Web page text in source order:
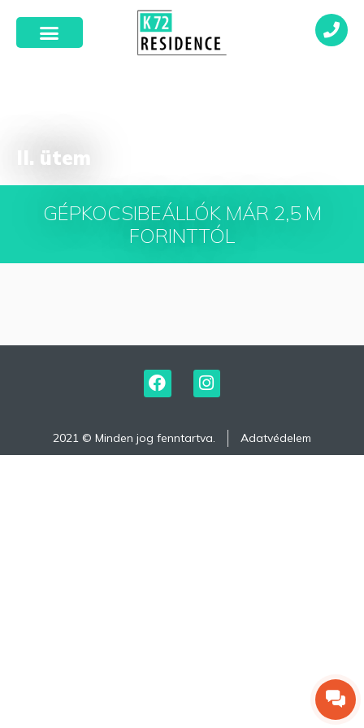
II. ütem
GÉPKOCSIBEÁLLÓK MÁR 2,5 M
FORINTTÓL
2021 © Minden jog fenntartva. Adatvédelem